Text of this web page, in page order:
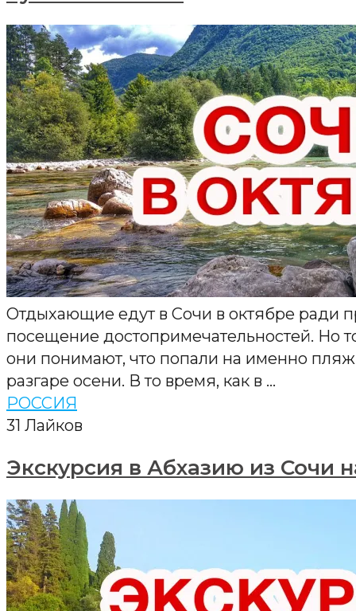
Отдыхающие едут в Сочи в октябре ради
посещение достопримечательностей. Но
они понимают, что попали на именно
разгаре осени. В то время, как в …
РОССИЯ
31 Лайков
Экскурсия в Абхазию из Сочи